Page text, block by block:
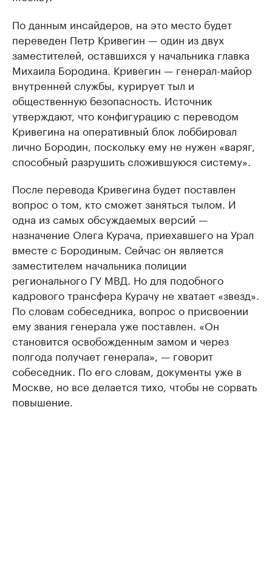
По данным инсайдеров, на это место будет
переведен Петр Кривегин — один из двух
заместителей, оставшихся у начальника главка
Михаила Бородина. Кривегин — генерал-майор
внутренней службы, курирует тыл и
общественную безопасность. Источник
утверждают, что конфигурацию с переводом
Кривегина на оперативный блок лоббировал
лично Бородин, поскольку ему не нужен «варяг,
способный разрушить сложившуюся систему».
После перевода Кривегина будет поставлен
вопрос о том, кто сможет заняться тылом. И
одна из самых обсуждаемых версий —
назначение Олега Курача, приехавшего на Урал
вместе с Бородиным. Сейчас он является
заместителем начальника полиции
регионального ГУ МВД. Но для подобного
кадрового трансфера Курачу не хватает «звезд».
По словам собеседника, вопрос о присвоении
ему звания генерала уже поставлен. «Он
становится освобожденным замом и через
полгода получает генерала», — говорит
собеседник. По его словам, документы уже в
Москве, но все делается тихо, чтобы не сорвать
повышение.